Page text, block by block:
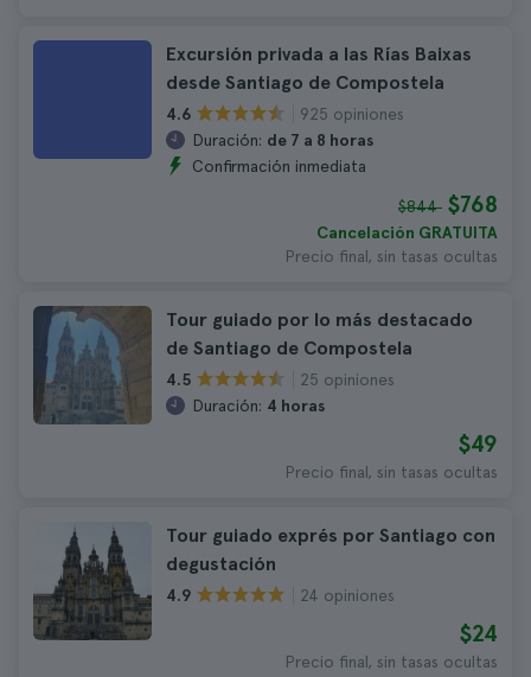
Excursión privada a las Rías Baixas
desde Santiago de Compostela
4.6
925 opiniones
Duración: de 7 a 8 horas
Confirmación inmediata
$844 $768
Cancelación GRATUITA
Precio final, sin tasas ocultas
Tour guiado por lo más destacado
de Santiago de Compostela
4.5
25 opiniones
Duración: 4 horas
$49
Precio final, sin tasas ocultas
Tour guiado exprés por Santiago con
degustación
4.9 24 opiniones
$24
Precio final, sin tasas ocultas